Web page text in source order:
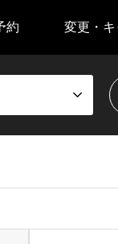
約 変更・